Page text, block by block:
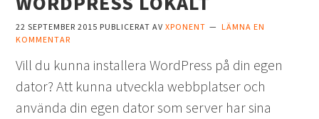
22 SEPTEMBER 2015 PUBLICERAT AVXPONENT
LÄMNA EN
KOMMENTAR
Vill du kunna installera WordPress på din egen
dator? Att kunna utveckla webbplatser och
använda din egen dator som server har sina